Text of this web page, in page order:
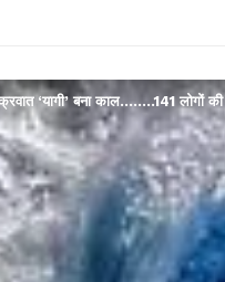
‘यागी’ बना काल……..141 लोगों